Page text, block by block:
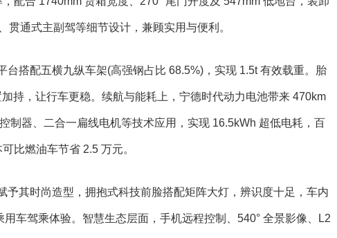
贯通式主副驾等细节设计，兼顾实用与便利。
台搭配五横九纵车架(高强钢占比 68.5%)，实现 1.5t 有效载重。胎
持，让行车更稳。续航与能耗上，宁德时代动力电池带来 470km
制器、二合一扁线电机等技术应用，实现 16.5kWh 超低电耗，百
比燃油车节省 2.5 万元。
予其时尚造型，拥抱式科技前脸搭配矩阵大灯，辨识度十足，车内
车驾乘体验。智慧生态层面，手机远程控制、540° 全景影像、L2